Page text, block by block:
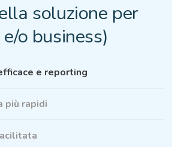
soluzione per
o business)
e reporting
più rapidi